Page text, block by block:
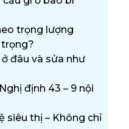
trọng lượng
trọng?
ở đâu và sửa như
định 43 – 9 nội
siêu thị – Không chỉ